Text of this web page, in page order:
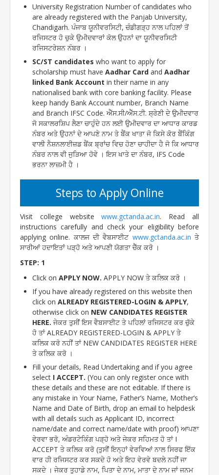
University Registration Number of candidates who
are already registered with the Panjab University,
Chandigarh. ਪੰਜਾਬ ਯੂਨੀਵਰਸਿਟੀ, ਚੰਡੀਗੜ੍ਹ ਨਾਲ ਪਹਿਲਾਂ ਤੋਂ
ਰਜਿਸਟਰ ਹੋ ਚੁਕੇ ਉਮੀਦਵਾਰਾਂ ਕੋਲ ਉਹਨਾਂ ਦਾ ਯੂਨੀਵਰਸਿਟੀ
ਰਜਿਸਟਰੇਸ਼ਨ ਨੰਬਰ ।
SC/ST candidates who want to apply for
scholarship must have Aadhar Card and Aadhar
linked Bank Account in their name in any
nationalised bank with core banking facility. Please
keep handy Bank Account number, Branch Name
and Branch IFSC Code. ਐੱਸ.ਸੀ/ਐੱਸ.ਟੀ. ਸ਼੍ਰੇਣੀ ਦੇ ਉਮੀਦਵਾਰ
ਜੋ ਸਕਾਲਰਸ਼ਿਪ ਲੈਣਾ ਚਾਹੁੰਦੇ ਹਨ ਲਈ ਉਮੀਦਵਾਰ ਦਾ ਆਧਾਰ ਕਾਰਡ
ਨੰਬਰ ਅਤੇ ਉਹਨਾਂ ਦੇ ਆਪਣੇ ਨਾਮ ਤੇ ਬੈਂਕ ਖਾਤਾ ਜੋ ਕਿਸੇ ਕੋਰ ਬੈਂਕਿੰਗ
ਵਾਲੀ ਨੈਸ਼ਨਲਾਈਜ਼ਡ ਬੈਂਕ ਬ੍ਰਾਂਚ ਵਿਚ ਹੋਣਾ ਚਾਹੀਦਾ ਹੈ ਜੋ ਕਿ ਆਧਾਰ
ਨੰਬਰ ਨਾਲ ਵੀ ਜੁੜਿਆ ਹੋਵੇ । ਇਸ ਖਾਤੇ ਦਾ ਨੰਬਰ, IFS Code
ਭਰਨਾ ਲਾਜ਼ਮੀ ਹੈ ।
Steps to Apply Online
Visit college websitewww.gctanda.ac.in. Read all
instructions carefully and check your eligibility before
applying online. ਕਾਲਜ ਦੀ ਵੈਬਸਾਈਟ www.gctanda.ac.in ਤੇ
ਸਾਰੀਆਂ ਹਦਾਇਤਾਂ ਪੜ੍ਹੋ ਅਤੇ ਆਪਣੀ ਯੋਗਤਾ ਚੈੱਕ ਕਰੋ ।
STEP: 1
Click on APPLY NOW. APPLY NOW ਤੇ ਕਲਿਕ ਕਰੋ ।
If you have already registered on this website then
click on ALREADY REGISTERED-LOGIN & APPLY,
otherwise click on NEW CANDIDATES REGISTER
HERE. ਜੇਕਰ ਤੁਸੀਂ ਇਸ ਵੈਬਸਾਈਟ ਤੇ ਪਹਿਲਾਂ ਰਜਿਸਟਰ ਕਰ ਚੁੱਕੇ
ਹੋ ਤਾਂ ALREADY REGISTERED-LOGIN & APPLY ਤੇ
ਕਲਿਕ ਕਰੋ ਨਹੀਂ ਤਾਂ NEW CANDIDATES REGISTER HERE
ਤੇ ਕਲਿਕ ਕਰੋ ।
Fill your details, Read Undertaking and if you agree
select I ACCEPT. (You can only register once with
these details and these are not editable. If there is
any mistake in Your Name, Father’s Name, Mother’s
Name and Date of Birth, drop an email to helpdesk
with all details such as Applicant ID, incorrect
name/date and correct name/date with proof) ਆਪਣਾ
ਵੇਰਵਾ ਭਰੋ, ਅੰਡਰਟੇਕਿੰਗ ਪੜ੍ਹੋ ਅਤੇ ਜੇਕਰ ਸਹਿਮਤ ਹੋ ਤਾਂ I
ACCEPT ਤੇ ਕਲਿਕ ਕਰੋ (ਤੁਸੀਂ ਇਨ੍ਹਾਂ ਵੇਰਵਿਆਂ ਨਾਲ ਸਿਰਫ ਇੱਕ
ਵਾਰ ਹੀ ਰਜਿਸਟਰ ਕਰ ਸਕਦੇ ਹੋ ਅਤੇ ਇਹ ਵੇਰਵੇ ਬਦਲੇ ਨਹੀਂ ਜਾ
ਸਕਦੇ । ਜੇਕਰ ਤੁਹਾਡੇ ਨਾਮ, ਪਿਤਾ ਦੇ ਨਾਮ, ਮਾਤਾ ਦੇ ਨਾਮ ਜਾਂ ਜਨਮ